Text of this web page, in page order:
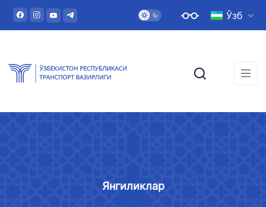
Ўзб
Янгиликлар